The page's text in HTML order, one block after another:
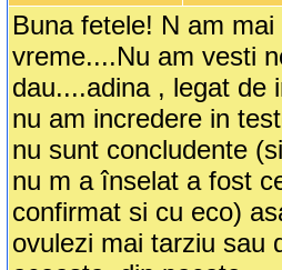
Buna fetele! N am
vreme....Nu am vesti
dau....adina , legat de
nu am incredere in
nu sunt concludente
nu m a înselat a fost
confirmat si cu eco)
ovulezi mai tarziu sau